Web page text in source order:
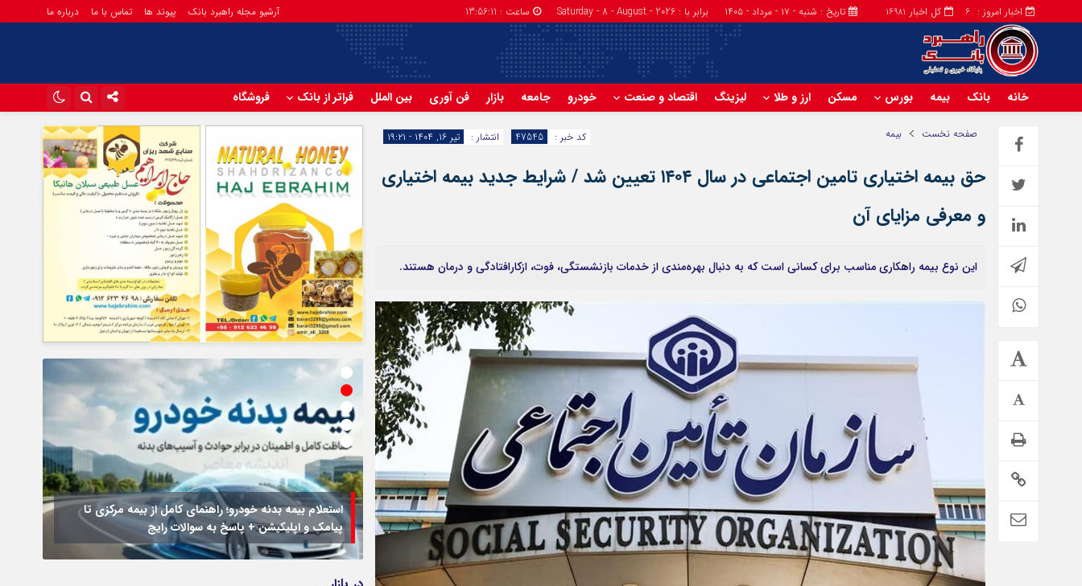
کل اخبار 16981 اخبار امروز : 6 تاریخ : شنبه - ۱۷ - مرداد - ۱۴۰۵ برابر با : Saturday - 8 - August - 2026 ساعت : 13:56:12 آرشیو مجله راهبرد بانک پیوند ها تماس با ما درباره ما
خانه بانک بیمه بورس مسکن ارز و طلا لیزینگ اقتصاد و صنعت خودرو جامعه بازار فن آوری بین الملل فراتر از بانک فروشگاه
اینستاگرام
تلگرام
آپارات
صفحه نخست بیمه انتشار : تیر ۱۶, ۱۴۰۴ - ۱۹:۲۱ کد خبر : 47545
حق بیمه اختیاری تامین اجتماعی در سال ۱۴۰۴ تعیین شد / شرایط جدید بیمه اختیاری
و معرفی مزایای آن
این نوع بیمه راهکاری مناسب برای کسانی است که به دنبال بهره‌مندی از خدمات بازنشستگی، فوت، ازکارافتادگی و درمان هستند.
تمدید خودکار بیمه سلامت دهک‌های اقتصادی ۱ تا ۵ تهران
وام فوری بی دردسر بدون ضامن قرض الحسنه | شرایط
دریافت تسهیلات سریع و کم‌بهره | جزئیات ثبت درخواست
وام آسان
استعلام بیمه بدنه خودرو؛ راهنمای کامل از بیمه مرکزی تا
پیامک و اپلیکیشن + پاسخ به سوالات رایج